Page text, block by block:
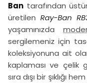
Ban tarafından
üretilen Ray-Ban
yaşamınızda
sergilemeniz için
koleksiyonuna ait
kaplaması ve çelik
sıra dışı bir şıklığı